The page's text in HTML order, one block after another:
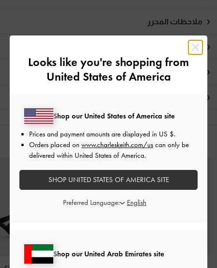
ملاحظات المحرر
تفاصيل المنتج وتعليمات العناية
العروض الحصرية
قد يعجبك آيضاً
Looks like you're shopping from
United States of America
Shop our United Arab Emirates site
Shop our United States of America site
Prices and payment amounts are displayed in US $.
Orders placed on www.charleskeith.com/us can only be
delivered within United States of America.
SHOP UNITED STATES OF AMERICA SITE
Preferred Language: